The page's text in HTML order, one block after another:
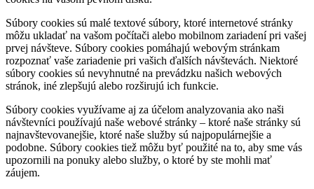
Súbory cookies sú malé textové súbory, ktoré internetové stránky
môžu ukladať na vašom počítači alebo mobilnom zariadení pri vašej
prvej návšteve. Súbory cookies pomáhajú webovým stránkam
rozpoznať vaše zariadenie pri vašich ďalších návštevách. Niektoré
súbory cookies sú nevyhnutné na prevádzku našich webových
stránok, iné zlepšujú alebo rozširujú ich funkcie.
Súbory cookies využívame aj za účelom analyzovania ako naši
návštevníci používajú naše webové stránky – ktoré naše stránky sú
najnavštevovanejšie, ktoré naše služby sú najpopulárnejšie a
podobne. Súbory cookies tiež môžu byť použité na to, aby sme vás
upozornili na ponuky alebo služby, o ktoré by ste mohli mať
záujem.